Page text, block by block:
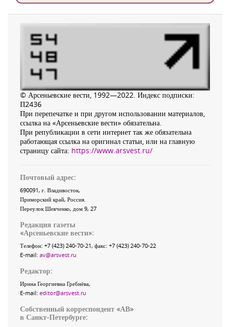
© Арсеньевские вести, 1992—2022. Индекс подписки:
П2436
При перепечатке и при другом использовании материалов,
ссылка на «Арсеньевские вести» обязательна.
При републикации в сети интернет так же обязательна
работающая ссылка на оригинал статьи, или на главную
страницу сайта: https://www.arsvest.ru/
Почтовый адрес:
690091, г. Владивосток,
Приморский край, Россия
Переулок Шевченко, дом 9, 27
Редакция газеты
«Арсеньевские вести»:
Телефон: +7 (423) 240-70-21, факс: +7 (423) 240-70-22
E-mail: av@arsvest.ru
Редактор:
Ирина Георгиевна Гребнёва,
E-mail: editor@arsvest.ru
Собственный корреспондент «АВ»
в Санкт-Петербурге: